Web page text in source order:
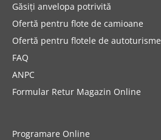
Găsiți anvelopa potrivită
Ofertă pentru flote de camioane
Ofertă pentru flotele de autoturisme
FAQ
ANPC
Formular Retur Magazin Online
Programare Online